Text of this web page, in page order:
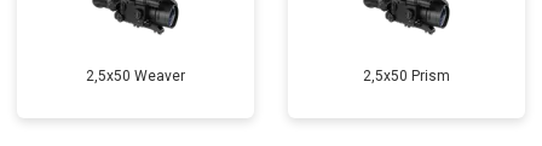
2,5x50 Weaver 2,5x50 Prism